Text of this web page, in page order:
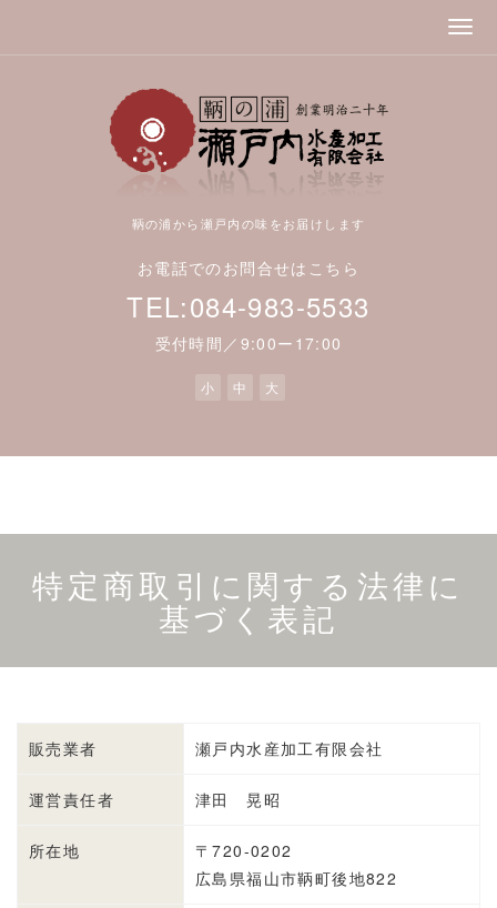
鞆の浦から瀬戸内の味をお届けします
お電話でのお問合せはこちら
TEL:084-983-5533
受付時間／9:00ー17:00
小 中 大
特定商取引に関する法律に
基づく表記
販売業者 瀬戸内水産加工有限会社
運営責任者 津田 晃昭
所在地
〒720-0202
広島県福山市鞆町後地822